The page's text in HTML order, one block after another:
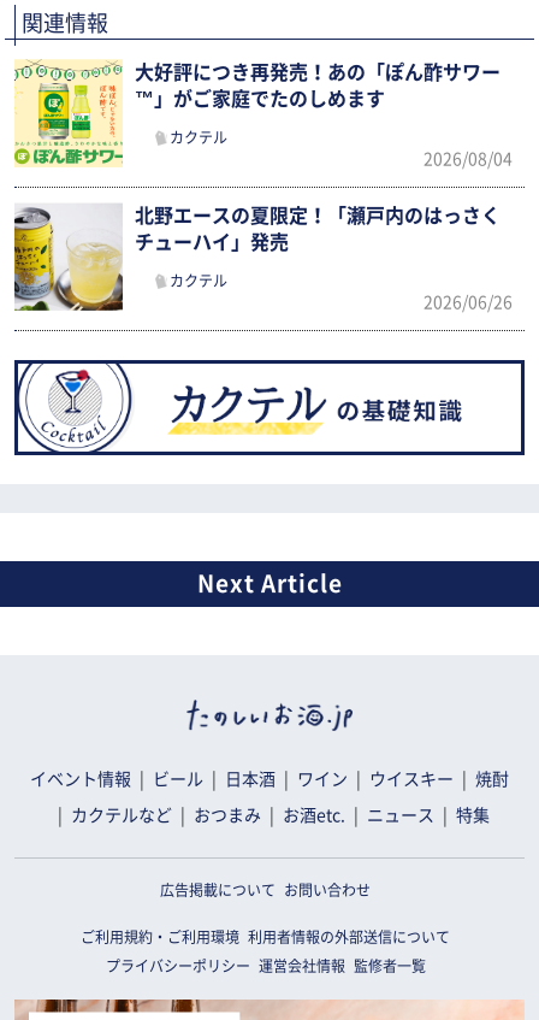
関連情報
大好評につき再発売！あの「ぽん酢サワー
™」がご家庭でたのしめます
カクテル
2026/08/04
北野エースの夏限定！「瀬戸内のはっさく
チューハイ」発売
カクテル
2026/06/26
イベント情報 ビール 日本酒 ワイン ウイスキー 焼酎
カクテルなど おつまみ お酒etc. ニュース 特集
広告掲載について お問い合わせ
ご利用規約・ご利用環境 利用者情報の外部送信について
プライバシーポリシー
運営会社情報 監修者一覧